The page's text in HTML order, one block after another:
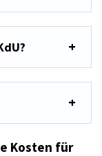
Kosten für